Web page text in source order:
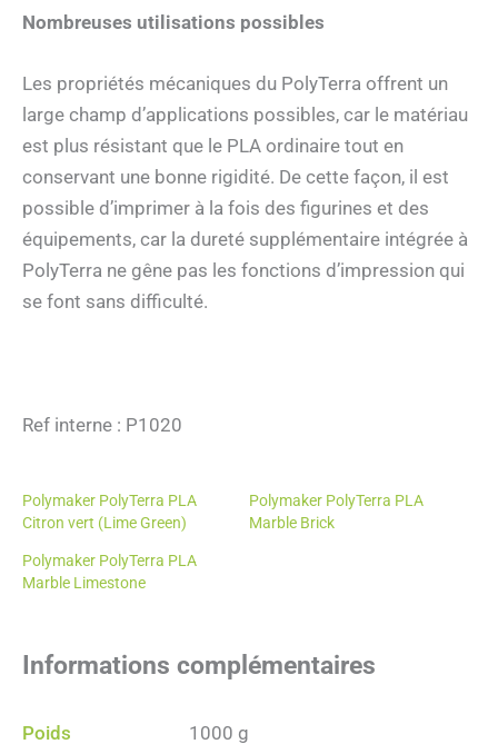
Nombreuses utilisations possibles
Les propriétés mécaniques du PolyTerra offrent un
large champ d’applications possibles, car le matériau
est plus résistant que le PLA ordinaire tout en
conservant une bonne rigidité. De cette façon, il est
possible d’imprimer à la fois des figurines et des
équipements, car la dureté supplémentaire intégrée à
PolyTerra ne gêne pas les fonctions d’impression qui
se font sans difficulté.
Ref interne : P1020
Polymaker PolyTerra PLA
Citron vert (Lime Green)
Polymaker PolyTerra PLA
Marble Brick
Polymaker PolyTerra PLA
Marble Limestone
Informations complémentaires
Poids 1000 g